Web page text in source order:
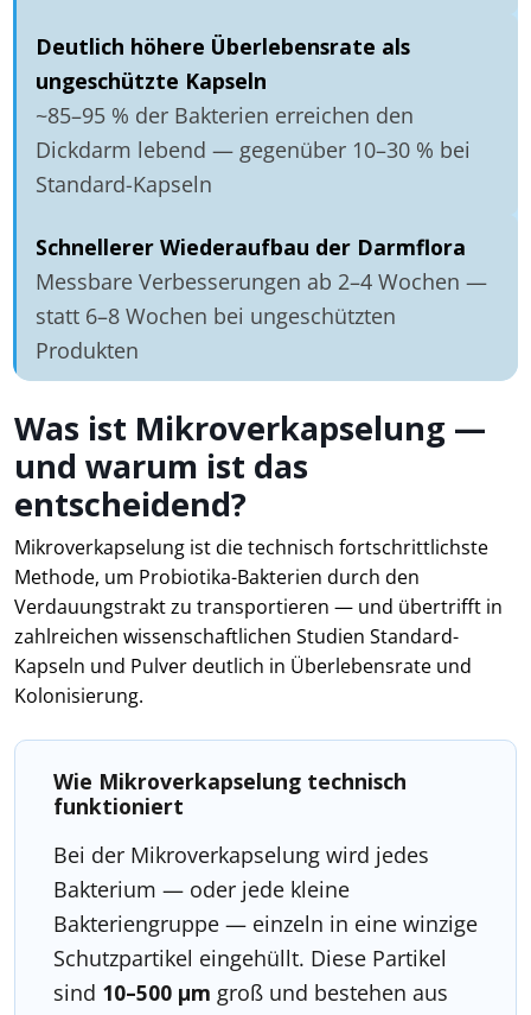
Deutlich höhere Überlebensrate als
ungeschützte Kapseln
~85–95 % der Bakterien erreichen den
Dickdarm lebend — gegenüber 10–30 % bei
Standard-Kapseln
Schnellerer Wiederaufbau der Darmflora
Messbare Verbesserungen ab 2–4 Wochen —
statt 6–8 Wochen bei ungeschützten
Produkten
Was ist Mikroverkapselung —
und warum ist das
entscheidend?
Mikroverkapselung ist die technisch fortschrittlichste
Methode, um Probiotika-Bakterien durch den
Verdauungstrakt zu transportieren — und übertrifft in
zahlreichen wissenschaftlichen Studien Standard-
Kapseln und Pulver deutlich in Überlebensrate und
Kolonisierung.
Wie Mikroverkapselung technisch
funktioniert
Bei der Mikroverkapselung wird jedes
Bakterium — oder jede kleine
Bakteriengruppe — einzeln in eine winzige
Schutzpartikel eingehüllt. Diese Partikel
sind 10–500 µm groß und bestehen aus